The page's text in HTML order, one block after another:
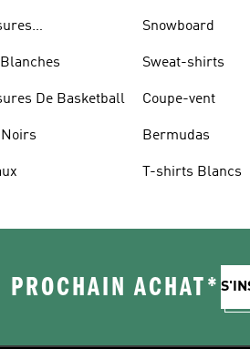
De Basketball
Snowboard
Sweat-shirts
Coupe-vent
Bermudas
T-shirts Blancs
ACHAT*